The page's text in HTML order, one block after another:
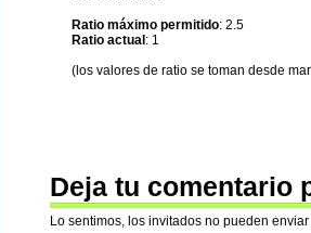
Ratio máximo permitido: 2.5
Ratio actual : 1
(los valores de ratio se toman desde
Deja tu comentario
Lo sentimos, los invitados no pueden enviar